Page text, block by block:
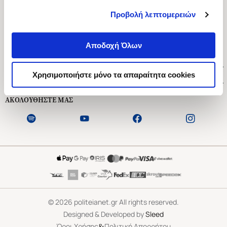
Προβολή λεπτομερειών
Αποδοχή Όλων
Χρησιμοποιήστε μόνο τα απαραίτητα cookies
Ασκληπιού 1-3, Αθήνα 106 79
Δευτέρα - Παρασκευή 09:00-21:00
Εξυπηρέτηση Πελατών
ΑΚΟΛΟΥΘΗΣΤΕ ΜΑΣ
©2026 politeianet.gr All rights reserved.
Designed & Developed bySleed